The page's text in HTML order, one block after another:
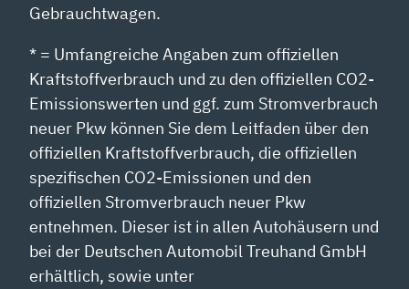
Gebrauchtwagen.
* = Umfangreiche Angaben zum offiziellen
Kraftstoffverbrauch und zu den offiziellen CO2-
Emissionswerten und ggf. zum Stromverbrauch
neuer Pkw können Sie dem Leitfaden über den
offiziellen Kraftstoffverbrauch, die offiziellen
spezifischen CO2-Emissionen und den
offiziellen Stromverbrauch neuer Pkw
entnehmen. Dieser ist in allen Autohäusern und
bei der Deutschen Automobil Treuhand GmbH
erhältlich, sowie unter